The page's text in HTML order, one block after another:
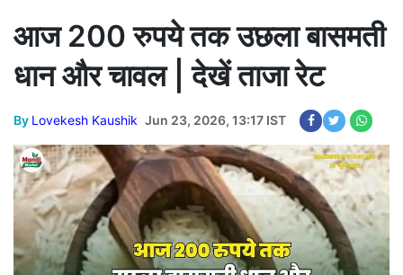
आज 200 रुपये तक उछला बासमती
धान और चावल | देखें ताजा रेट
By Lovekesh Kaushik Jun 23, 2026, 13:17 IST